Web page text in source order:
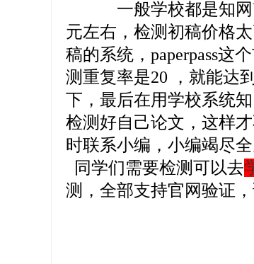
一般学校都是知网
元左右，检测初稿价格
稿的系统，paperpass这
测重复率是20 ，就能达
下，最后在用学校系统
检测好自己论文，这样
时联系小编，小编竭尽
同学们需要检测可以去
测，全部支持官网验证